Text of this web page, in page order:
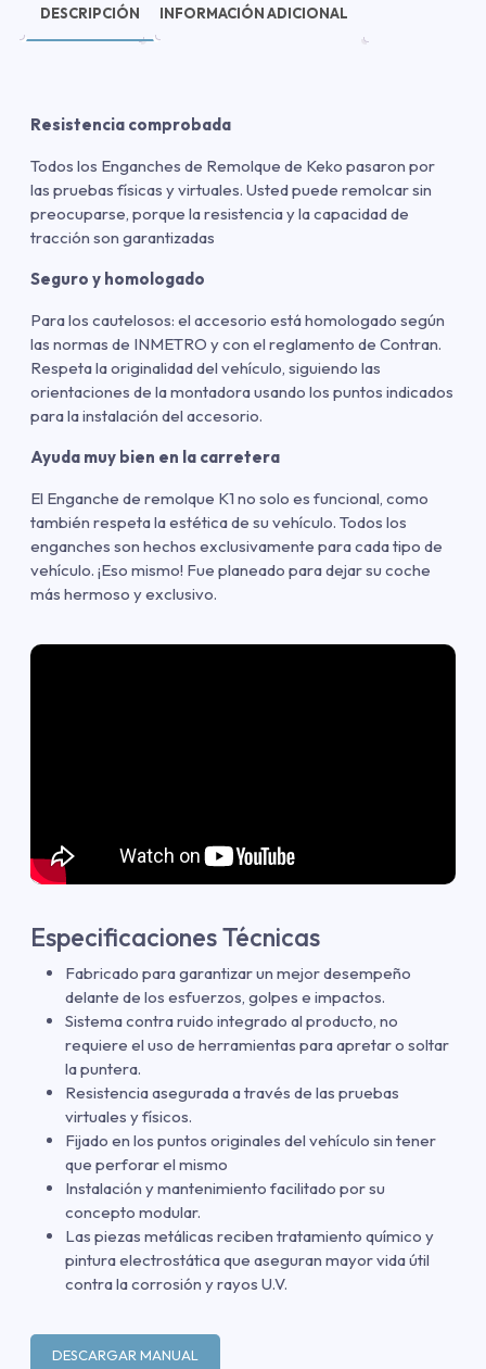
DESCRIPCIÓN INFORMACIÓN ADICIONAL
Resistencia comprobada
Todos los Enganches de Remolque de Keko pasaron por
las pruebas físicas y virtuales. Usted puede remolcar sin
preocuparse, porque la resistencia y la capacidad de
tracción son garantizadas
Seguro y homologado
Para los cautelosos: el accesorio está homologado según
las normas de INMETRO y con el reglamento de Contran.
Respeta la originalidad del vehículo, siguiendo las
orientaciones de la montadora usando los puntos indicados
para la instalación del accesorio.
Ayuda muy bien en la carretera
El Enganche de remolque K1 no solo es funcional, como
también respeta la estética de su vehículo. Todos los
enganches son hechos exclusivamente para cada tipo de
vehículo. ¡Eso mismo! Fue planeado para dejar su coche
más hermoso y exclusivo.
Especificaciones Técnicas
Fabricado para garantizar un mejor desempeño
delante de los esfuerzos, golpes e impactos.
Sistema contra ruido integrado al producto, no
requiere el uso de herramientas para apretar o soltar
la puntera.
Resistencia asegurada a través de las pruebas
virtuales y físicos.
Fijado en los puntos originales del vehículo sin tener
que perforar el mismo
Instalación y mantenimiento facilitado por su
concepto modular.
Las piezas metálicas reciben tratamiento químico y
pintura electrostática que aseguran mayor vida útil
contra la corrosión y rayos U.V.
DESCARGAR MANUAL